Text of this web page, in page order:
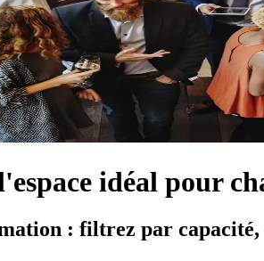
idéal pour
: filtrez par